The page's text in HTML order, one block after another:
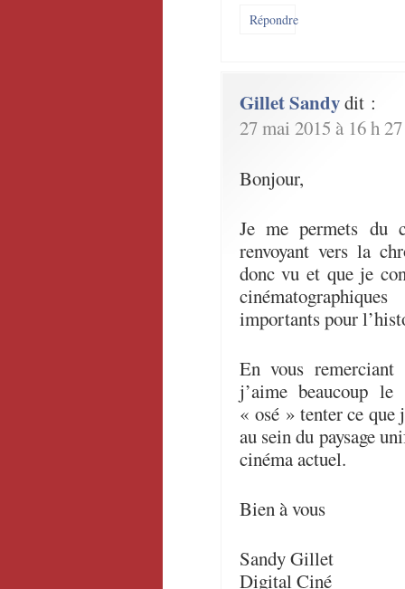
Répondre
Gillet Sandydit :
27 mai 2015 à 16 h
Bonjour,
Je me permets du
renvoyant vers la
donc vu et que je
importants pour
En vous
j’aime beaucoup
« osé » tenter ce
au sein du paysage
cinéma actuel.
Bien à vous
Sandy Gillet
Digital Ciné